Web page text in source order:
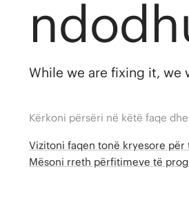
While we are fixing it, we
Kërkoni përsëri në këtë faqe
Vizitoni faqen tonë kryesore
Mësoni rreth përfitimeve të